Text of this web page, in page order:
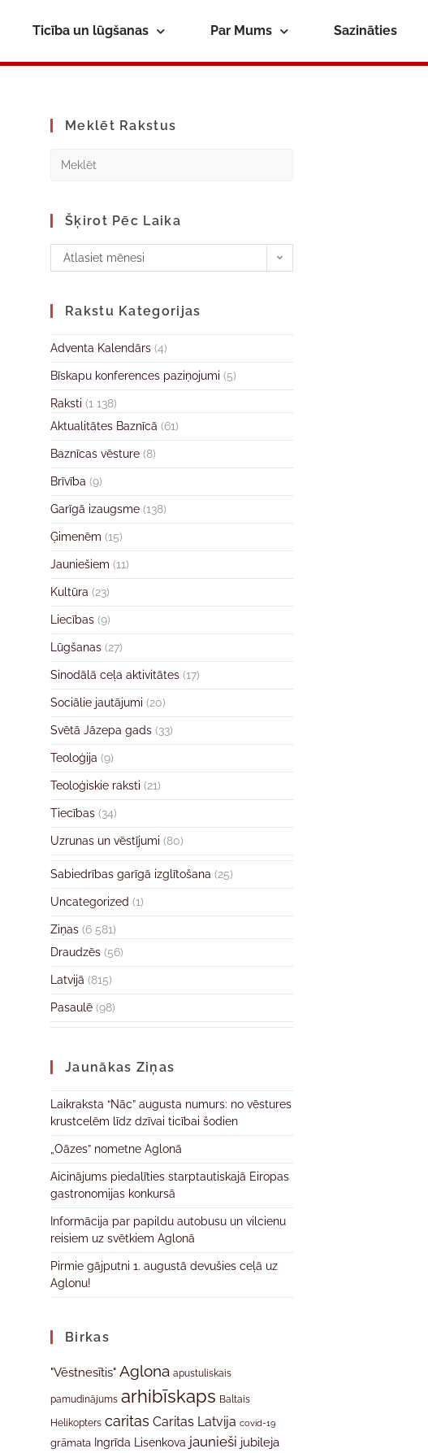
Ticība un lūgšanas Par Mums Sazināties
Meklēt Rakstus
Šķirot Pēc Laika
Atlasiet mēnesi
Rakstu Kategorijas
Adventa Kalendārs (4)
Bīskapu konferences paziņojumi (5)
Raksti (1 138)
Aktualitātes Baznīcā (61)
Baznīcas vēsture (8)
Brīvība (9)
Garīgā izaugsme (138)
Ģimenēm (15)
Jauniešiem (11)
Kultūra (23)
Liecības (9)
Lūgšanas (27)
Sinodālā ceļa aktivitātes (17)
Sociālie jautājumi (20)
Svētā Jāzepa gads (33)
Teoloģija (9)
Teoloģiskie raksti (21)
Tiecības (34)
Uzrunas un vēstījumi (80)
Sabiedrības garīgā izglītošana (25)
Uncategorized (1)
Ziņas (6 581)
Draudzēs (56)
Latvijā (815)
Pasaulē (98)
Jaunākas Ziņas
Laikraksta “Nāc” augusta numurs: no vēstures
krustcelēm līdz dzīvai ticībai šodien
„Oāzes” nometne Aglonā
Aicinājums piedalīties starptautiskajā Eiropas
gastronomijas konkursā
Informācija par papildu autobusu un vilcienu
reisiem uz svētkiem Aglonā
Pirmie gājputni 1. augustā devušies ceļā uz
Aglonu!
Birkas
"Vēstnesītis" Aglona apustuliskais
pamudinājums arhibīskaps Baltais
Helikopters caritas Caritas Latvija covid-19
grāmata Ingrīda Lisenkova jaunieši jubileja